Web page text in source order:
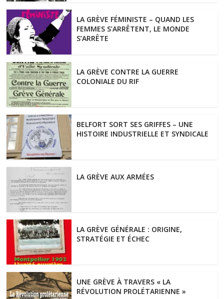
LA GRÈVE FÉMINISTE – QUAND LES
FEMMES S’ARRÊTENT, LE MONDE
S’ARRÊTE
LA GRÈVE CONTRE LA GUERRE
COLONIALE DU RIF
BELFORT SORT SES GRIFFES – UNE
HISTOIRE INDUSTRIELLE ET SYNDICALE
LA GRÈVE AUX ARMÉES
LA GRÈVE GÉNÉRALE : ORIGINE,
STRATÉGIE ET ÉCHEC
UNE GRÈVE À TRAVERS « LA
RÉVOLUTION PROLÉTARIENNE »